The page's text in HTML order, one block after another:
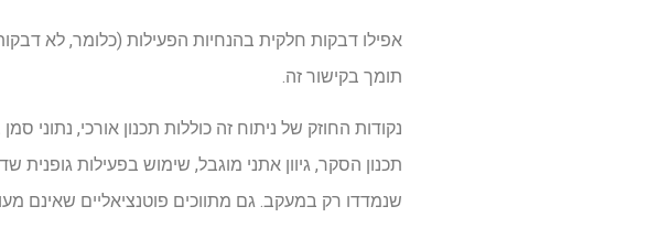
תומך בקישור זה.
נקודות החוזק של ניתוח זה כוללות תכנון אורכי, נתוני
תכנון הסקר, גיוון אתני מוגבל, שימוש בפעילות
שנמדדו רק במעקב. גם מתווכים פוטנציאליים שאינם